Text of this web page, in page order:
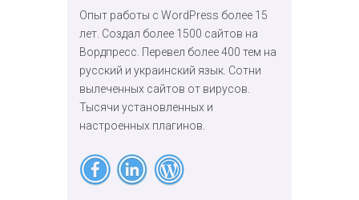
Опыт работы с WordPress более 15
лет. Создал более 1500 сайтов на
Вордпресс. Перевел более 400 тем на
русский и украинский язык. Сотни
вылеченных сайтов от вирусов.
Тысячи установленных и
настроенных плагинов.